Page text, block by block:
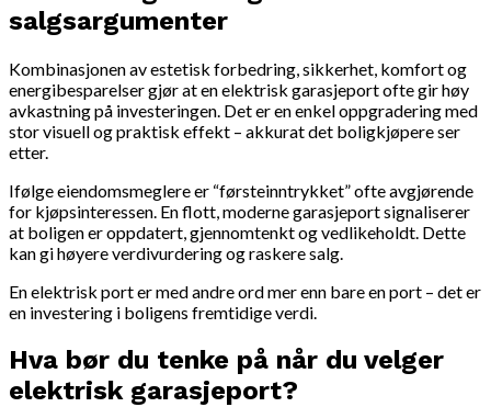
salgsargumenter
Kombinasjonen av estetisk forbedring, sikkerhet, komfort og
energibesparelser gjør at en elektrisk garasjeport ofte gir høy
avkastning på investeringen. Det er en enkel oppgradering med
stor visuell og praktisk effekt – akkurat det boligkjøpere ser
etter.
Ifølge eiendomsmeglere er “førsteinntrykket” ofte avgjørende
for kjøpsinteressen. En flott, moderne garasjeport signaliserer
at boligen er oppdatert, gjennomtenkt og vedlikeholdt. Dette
kan gi høyere verdivurdering og raskere salg.
En elektrisk port er med andre ord mer enn bare en port – det er
en investering i boligens fremtidige verdi.
Hva bør du tenke på når du velger
elektrisk garasjeport?